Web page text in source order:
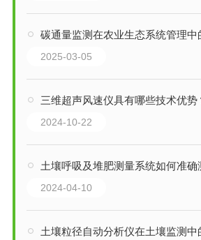
碳通量监测在农业生态系统管理中
2025-03-05
三维超声风速仪具有哪些技术优势
2024-10-22
土壤呼吸及堆肥测量系统如何准确
2024-04-10
土壤粒径自动分析仪在土壤监测中